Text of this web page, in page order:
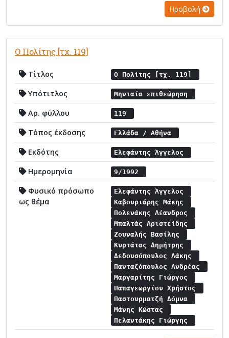
Προβολή
Ο Πολίτης [τχ. 119]
Τίτλος Ο Πολίτης [τχ. 119]
Υπότιτλος Μηνιαία επιθεώρηση
Αρ. φύλλου 119
Τόπος έκδοσης Ελλάδα / Αθήνα
Εκδότης Ελεφάντης Άγγελος
Ημερομηνία 9/1992
Φυσικό πρόσωπο
ως θέμα
Ελεφάντης Άγγελος
Καβουριάρης Μάκης
Πολενάκης Λέανδρος
Μπαλτάς Αριστείδης
Ζουναλής Βασίλης
Κυρτάτας Δημήτρης
Δεδουσόπουλος Λάκης
Πανταζόπουλος Ανδρέας
Μαργαρίτης Γιώργος
Παπαγεωργίου Χρήστος
Παστουρματζή Δόμνα
Μάνης Κώστας
Πελαντάκης Γιώργης